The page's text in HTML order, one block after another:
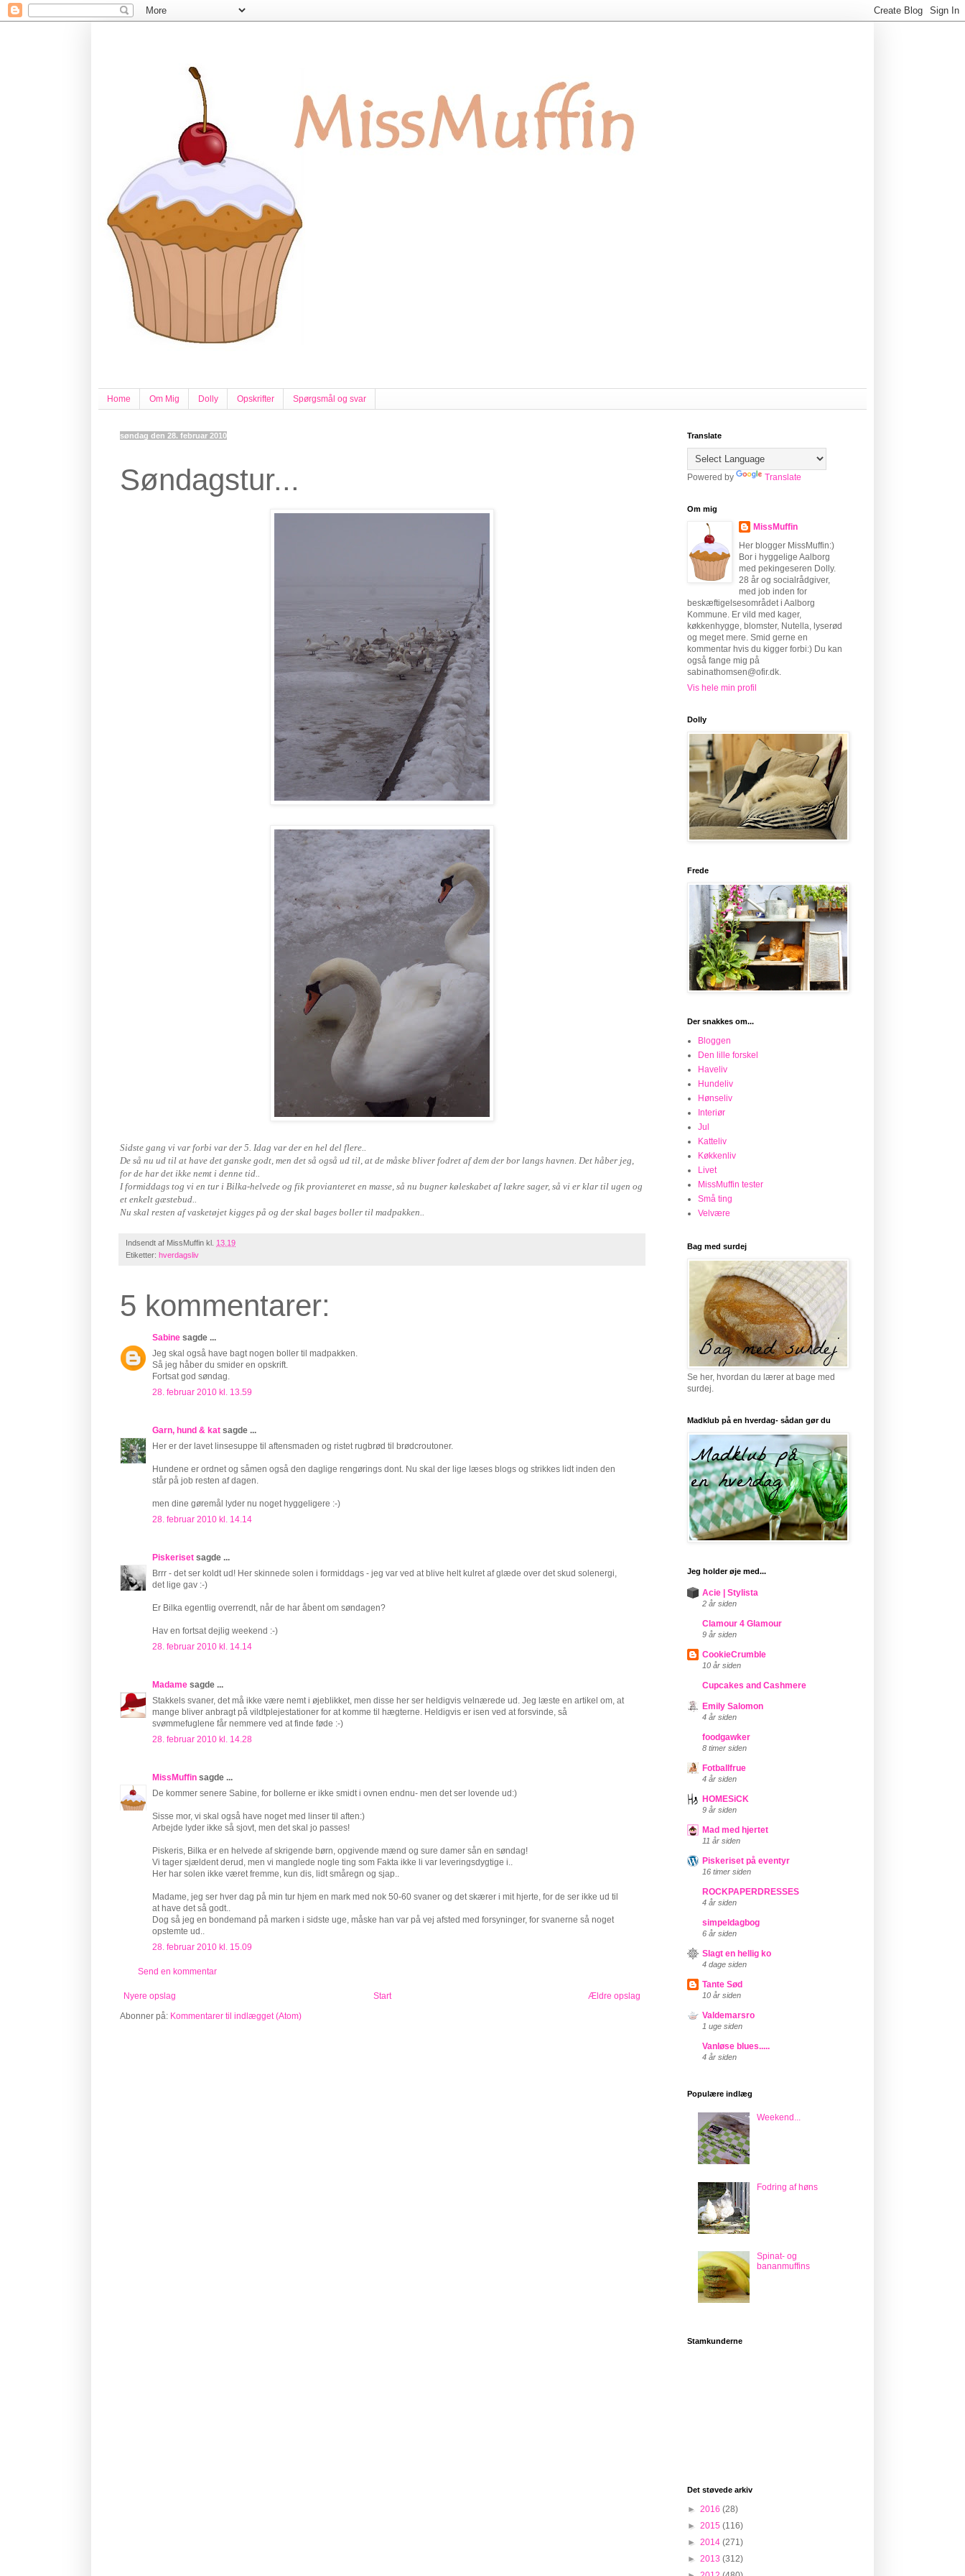
Home Om Mig Dolly Opskrifter Spørgsmål og svar
søndag den 28. februar 2010
Søndagstur...
Sidste gang vi var forbi var der 5. Idag var der en hel del flere..
De så nu ud til at have det ganske godt, men det så også ud til, at de måske bliver fodret af dem der bor langs havnen. Det håber jeg,
for de har det ikke nemt i denne tid..
I formiddags tog vi en tur i Bilka-helvede og fik provianteret en masse, så nu bugner køleskabet af lækre sager, så vi er klar til ugen og
et enkelt gæstebud..
Nu skal resten af vasketøjet kigges på og der skal bages boller til madpakken..
Indsendt af MissMuffin kl. 13.19
Etiketter: hverdagsliv
5 kommentarer:
Sabine sagde ...
Jeg skal også have bagt nogen boller til madpakken.
Så jeg håber du smider en opskrift.
Fortsat god søndag.
28. februar 2010 kl. 13.59
Garn, hund & kat sagde ...
Her er der lavet linsesuppe til aftensmaden og ristet rugbrød til brødcroutoner.
Hundene er ordnet og såmen også den daglige rengørings dont. Nu skal der lige læses blogs og strikkes lidt inden den
står på job resten af dagen.
men dine gøremål lyder nu noget hyggeligere :-)
28. februar 2010 kl. 14.14
Piskeriset sagde ...
Brrr - det ser koldt ud! Her skinnede solen i formiddags - jeg var ved at blive helt kulret af glæde over det skud solenergi,
det lige gav :-)
Er Bilka egentlig overrendt, når de har åbent om søndagen?
Hav en fortsat dejlig weekend :-)
28. februar 2010 kl. 14.14
Madame sagde ...
Stakkels svaner, det må ikke være nemt i øjeblikket, men disse her ser heldigvis velnærede ud. Jeg læste en artikel om, at
mange bliver anbragt på vildtplejestationer for at komme til hægterne. Heldigvis er isen ved at forsvinde, så
svømmefuglene får nemmere ved at finde føde :-)
28. februar 2010 kl. 14.28
MissMuffin sagde ...
De kommer senere Sabine, for bollerne er ikke smidt i ovnen endnu- men det ser lovende ud:)
Sisse mor, vi skal også have noget med linser til aften:)
Arbejde lyder ikke så sjovt, men det skal jo passes!
Piskeris, Bilka er en helvede af skrigende børn, opgivende mænd og sure damer sån en søndag!
Vi tager sjældent derud, men vi manglede nogle ting som Fakta ikke li var leveringsdygtige i..
Her har solen ikke været fremme, kun dis, lidt småregn og sjap..
Madame, jeg ser hver dag på min tur hjem en mark med nok 50-60 svaner og det skærer i mit hjerte, for de ser ikke ud til
at have det så godt..
Dog så jeg en bondemand på marken i sidste uge, måske han var på vej afsted med forsyninger, for svanerne så noget
opstemte ud..
28. februar 2010 kl. 15.09
Send en kommentar
Nyere opslag Ældre opslag
Start
Abonner på: Kommentarer til indlægget (Atom)
Translate
Powered by Translate
Om mig
MissMuffin
Her blogger MissMuffin:)
Bor i hyggelige Aalborg
med pekingeseren Dolly.
28 år og socialrådgiver,
med job inden for
beskæftigelsesområdet i Aalborg
Kommune. Er vild med kager,
køkkenhygge, blomster, Nutella, lyserød
og meget mere. Smid gerne en
kommentar hvis du kigger forbi:) Du kan
også fange mig på
sabinathomsen@ofir.dk.
Vis hele min profil
Dolly
Frede
Der snakkes om...
Bloggen
Den lille forskel
Haveliv
Hundeliv
Hønseliv
Interiør
Jul
Katteliv
Køkkenliv
Livet
MissMuffin tester
Små ting
Velvære
Bag med surdej
Se her, hvordan du lærer at bage med
surdej.
Madklub på en hverdag- sådan gør du
Jeg holder øje med...
Acie | Stylista
2 år siden
Clamour 4 Glamour
9 år siden
CookieCrumble
10 år siden
Cupcakes and Cashmere
Emily Salomon
4 år siden
foodgawker
8 timer siden
Fotballfrue
4 år siden
HOMESiCK
9 år siden
Mad med hjertet
11 år siden
Piskeriset på eventyr
16 timer siden
ROCKPAPERDRESSES
4 år siden
simpeldagbog
6 år siden
Slagt en hellig ko
4 dage siden
Tante Sød
10 år siden
Valdemarsro
1 uge siden
Vanløse blues.....
4 år siden
Populære indlæg
Weekend...
Fodring af høns
Spinat- og
bananmuffins
Stamkunderne
Det støvede arkiv
► 2016 (28)
► 2015 (116)
► 2014 (271)
► 2013 (312)